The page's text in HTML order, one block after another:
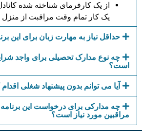
از یک کارفرمای شناخته شده
یک کار تمام وقت مراقبت از منزل
حداقل نیاز به مهارت زبان برای این
چه نوع مدارک تحصیلی برای واجد
است؟
آیا می توانم بدون پیشنهاد شغلی
چه مدارکی برای درخواست این
مراقبین مورد نیاز است؟